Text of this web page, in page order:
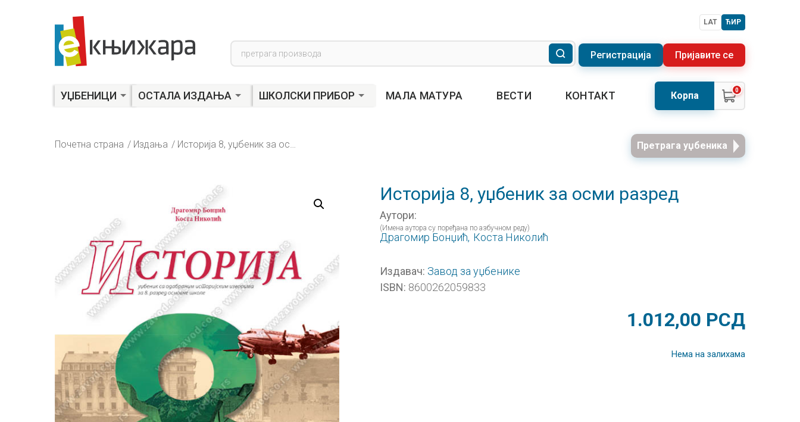
LAT ЋИР
Products
search
Регистрација Пријавите се
УЏБЕНИЦИ ОСТАЛА ИЗДАЊА ШКОЛСКИ ПРИБОР МАЛА МАТУРА ВЕСТИ КОНТАКТ Корпа 0
Почетна страна Издања Претрага уџбеника
Историја 8, уџбеник за осми разред
Аутори:
(Имена аутора су поређана по азбучном реду)
Драгомир Бонџић, Коста Николић
Издавач: Завод за уџбенике
ISBN: 8600262059833
1.012,00 РСД
Нема на залихама